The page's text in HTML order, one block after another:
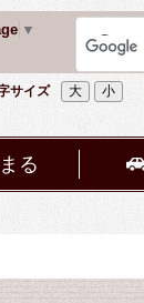
▼
サイズ 大 小
る